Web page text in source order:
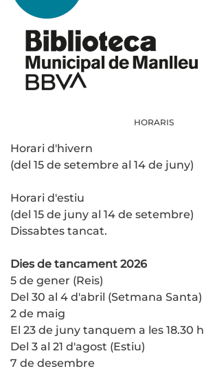
HORARIS
Horari d'hivern
(del 15 de setembre al 14 de juny)
Horari d'estiu
(del 15 de juny al 14 de setembre)
Dissabtes tancat.
Dies de tancament 2026
5 de gener (Reis)
Del 30 al 4 d'abril (Setmana Santa)
2 de maig
El 23 de juny tanquem a les 18.30 h
Del 3 al 21 d'agost (Estiu)
7 de desembre